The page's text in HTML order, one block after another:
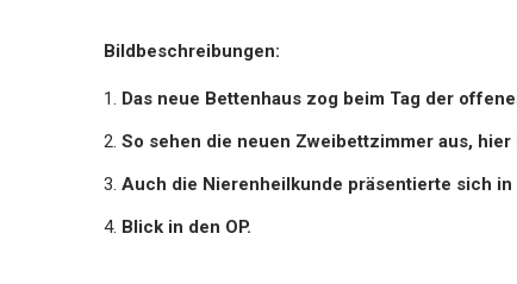
Bildbeschreibungen:
Das neue Bettenhaus zog beim Tag der
So sehen die neuen Zweibettzimmer aus,
Auch die Nierenheilkunde präsentierte sich in
Blick in den OP.